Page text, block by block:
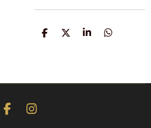
D
D
S
D
F
I